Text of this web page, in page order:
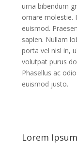
urna bibendum
ornare molestie.
euismod.
sapien. Nullam
porta vel nisl in,
volutpat purus
Phasellus ac
euismod justo.
Lorem